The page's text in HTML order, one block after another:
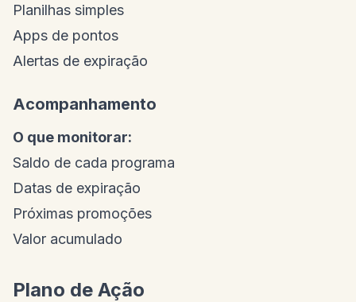
Planilhas simples
Apps de pontos
Alertas de expiração
Acompanhamento
O que monitorar:
Saldo de cada programa
Datas de expiração
Próximas promoções
Valor acumulado
Plano de Ação